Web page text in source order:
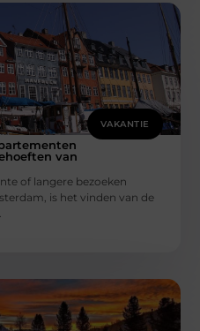
VAKANTIE
van
of langere bezoeken
is het vinden van de